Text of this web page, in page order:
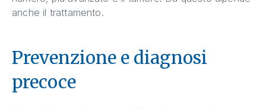
anche il trattamento.
Prevenzione e diagnosi
precoce